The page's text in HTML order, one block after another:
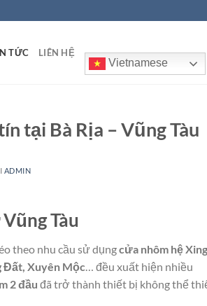
TỨC LIÊN HỆ
Vietnamese
tại Bà Rịa – Vũng Tàu
ADMIN
Tàu
theo nhu cầu sử dụngcửa nhôm hệ
Đất, Xuyên Mộc… đều xuất hiện nhiều
2 đầu đã trở thành thiết bị không thể